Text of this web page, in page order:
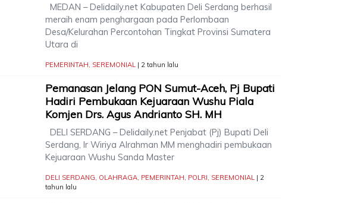
MEDAN – Delidaily.net Kabupaten Deli Serdang berhasil
meraih enam penghargaan pada Perlombaan
Desa/Kelurahan Percontohan Tingkat Provinsi Sumatera
Utara di
PEMERINTAH, SEREMONIAL | 2 tahun lalu
Pemanasan Jelang PON Sumut-Aceh, Pj Bupati
Hadiri Pembukaan Kejuaraan Wushu Piala
Komjen Drs. Agus Andrianto SH. MH
DELI SERDANG – Delidaily.net Penjabat (Pj) Bupati Deli
Serdang, Ir Wiriya Alrahman MM menghadiri pembukaan
Kejuaraan Wushu Sanda Master
DELI SERDANG, OLAHRAGA, PEMERINTAH, POLRI, SEREMONIAL | 2
tahun lalu